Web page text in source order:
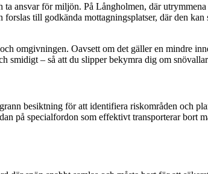
ansvar för miljön. På Långholmen, där
till godkända mottagningsplatser, där den
omgivningen. Oavsett om det gäller en mindre
smidigt – så att du slipper bekymra dig om
besiktning för att identifiera riskområden och
på specialfordon som effektivt transporterar bort